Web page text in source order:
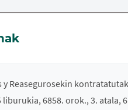
y Reasegurosekin
6858. orok., 3. atala,